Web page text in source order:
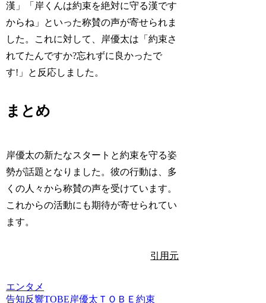
漢」「岸くんは約束を絶対に守る漢です
からね」といった称賛の声が寄せられま
した。これに対して、岸優太は「約束さ
れてたんですか?忘れずに良かったで
す!」と反応しました。
まとめ
岸優太の新たなスタートと約束を守る姿
勢が話題となりました。彼の行動は、多
くの人々から称賛の声を受けています。
これからの活動にも期待が寄せられてい
ます。
引用元
エンタメ
告知反響TOBE岸優太 ＴＯＢＥ約束